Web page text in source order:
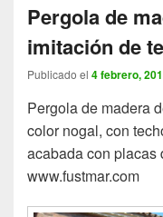
Pergola de
imitación de
Publicado el 4 febrero,
Pergola de madera
color nogal, con
acabada con placas
www.fustmar.com